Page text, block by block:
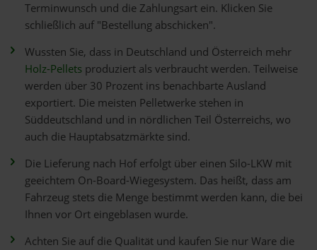
Terminwunsch und die Zahlungsart ein. Klicken Sie
schließlich auf "Bestellung abschicken".
Wussten Sie, dass in Deutschland und Österreich mehr
Holz-Pellets produziert als verbraucht werden. Teilweise
werden über 30 Prozent ins benachbarte Ausland
exportiert. Die meisten Pelletwerke stehen in
Süddeutschland und in nördlichen Teil Österreichs, wo
auch die Hauptabsatzmärkte sind.
Die Lieferung nach Hof erfolgt über einen Silo-LKW mit
geeichtem On-Board-Wiegesystem. Das heißt, dass am
Fahrzeug stets die Menge bestimmt werden kann, die bei
Ihnen vor Ort eingeblasen wurde.
Achten Sie auf die Qualität und kaufen Sie nur Ware die